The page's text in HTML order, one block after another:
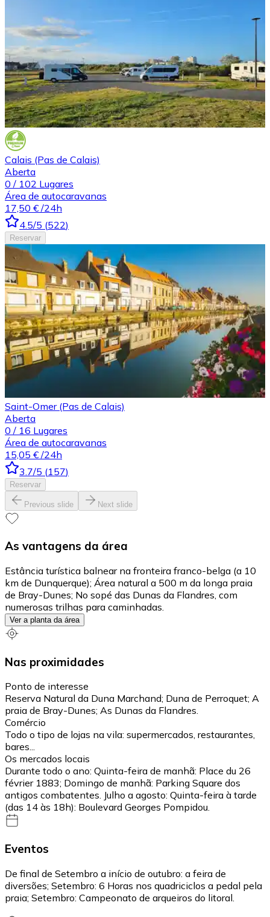
Calais (Pas de Calais)
Aberta
0 / 102 Lugares
Área de autocaravanas
17,50 € /24h
4.5/5 (522)
Reservar
Saint-Omer (Pas de Calais)
Aberta
0 / 16 Lugares
Área de autocaravanas
15,05 € /24h
3.7/5 (157)
Reservar
Previous slide Next slide
As vantagens da área
Estância turística balnear na fronteira franco-belga (a 10
km de Dunquerque); Área natural a 500 m da longa praia
de Bray-Dunes; No sopé das Dunas da Flandres, com
numerosas trilhas para caminhadas.
Ver a planta da área
Nas proximidades
Ponto de interesse
Reserva Natural da Duna Marchand; Duna de Perroquet; A
praia de Bray-Dunes; As Dunas da Flandres.
Comércio
Todo o tipo de lojas na vila: supermercados, restaurantes,
bares...
Os mercados locais
Durante todo o ano: Quinta-feira de manhã: Place du 26
février 1883; Domingo de manhã: Parking Square dos
antigos combatentes. Julho a agosto: Quinta-feira à tarde
(das 14 às 18h): Boulevard Georges Pompidou.
Eventos
De final de Setembro a início de outubro: a feira de
diversões; Setembro: 6 Horas nos quadriciclos a pedal pela
praia; Setembro: Campeonato de arqueiros do litoral.